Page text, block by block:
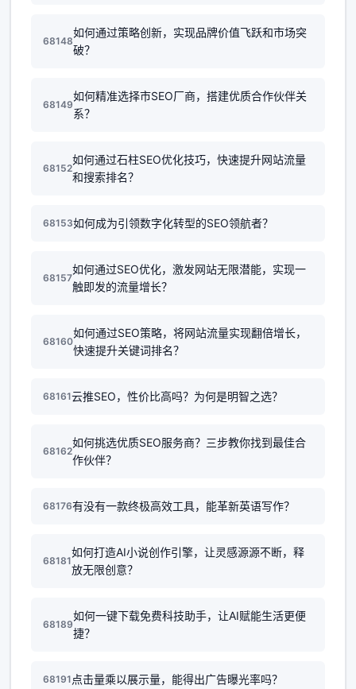
68148
如何通过策略创新，实现品牌价值飞跃和市场突
破？
68149
如何精准选择市SEO厂商，搭建优质合作伙伴关
系？
68152
如何通过石柱SEO优化技巧，快速提升网站流量
和搜索排名？
68153如何成为引领数字化转型的SEO领航者？
68157
如何通过SEO优化，激发网站无限潜能，实现一
触即发的流量增长？
68160
如何通过SEO策略，将网站流量实现翻倍增长，
快速提升关键词排名？
68161云推SEO，性价比高吗？为何是明智之选？
68162
如何挑选优质SEO服务商？三步教你找到最佳合
作伙伴？
68176有没有一款终极高效工具，能革新英语写作？
68181
如何打造AI小说创作引擎，让灵感源源不断，释
放无限创意？
68189
如何一键下载免费科技助手，让AI赋能生活更便
捷？
68191 点击量乘以展示量，能得出广告曝光率吗？